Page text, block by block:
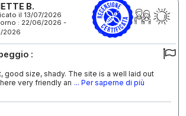
B.
il 13/07/2026
: 22/06/2026 -
2026
:
good size, shady. The site is a well laid out
very friendly an ... Per saperne di più